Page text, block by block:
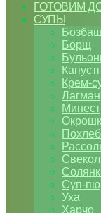
ГОТОВИМ
СУПЫ
Бозбаш
Борщ
Крем-
Лагман
Суп-
Уха
Харчо